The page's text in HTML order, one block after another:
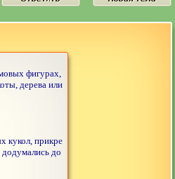
фигурах,
дерева или
кукол, прикре
до